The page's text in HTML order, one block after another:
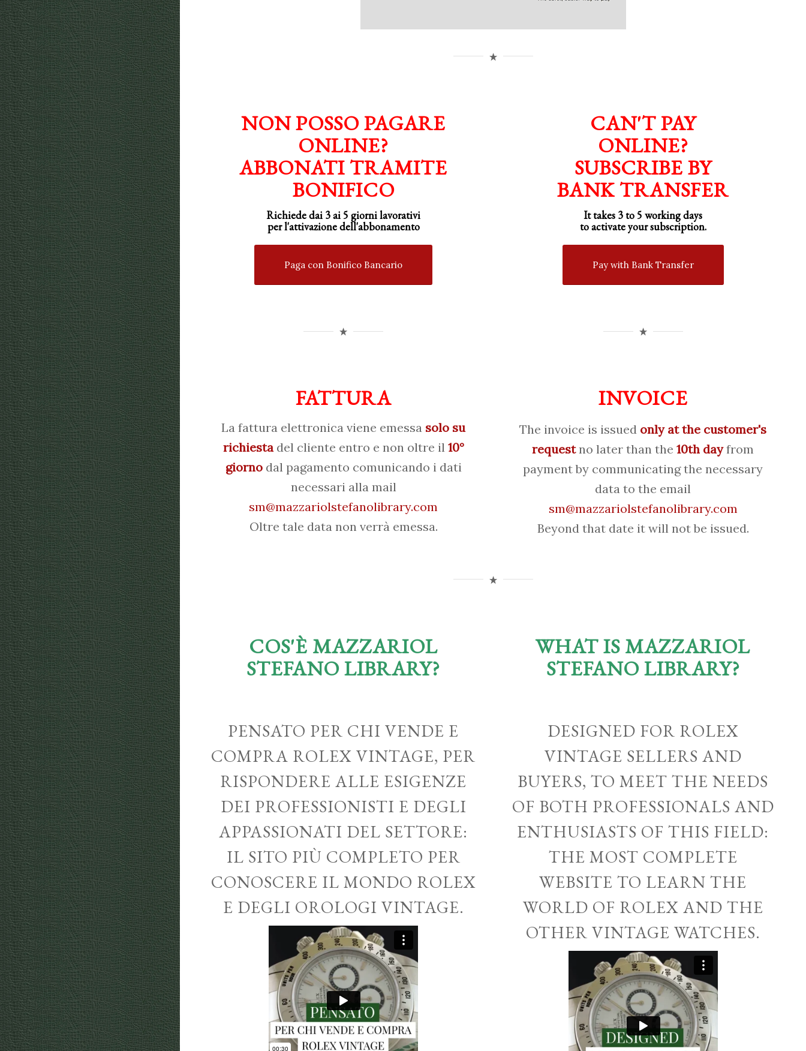
NON POSSO PAGARE
ONLINE?
ABBONATI TRAMITE
BONIFICO
Richiede dai 3 ai 5 giorni lavorativi
perl'attivazionedell'abbonamento
Paga con Bonifico Bancario
FATTURA
La fattura elettronica viene emessa solo su
richiestadel cliente entro e non oltre il 10°
giornodal pagamento comunicando i dati
necessari alla mail
sm@mazzariolstefanolibrary.com
Oltre tale data non verrà emessa.
CAN'T PAY
ONLINE?
SUBSCRIBE BY
BANK TRANSFER
It takes 3 to 5 working days
to activate your subscription.
Pay with Bank Transfer
INVOICE
The invoice is issued only at the customer's
requestno later than the10th dayfrom
payment by communicating the necessary
data to the email
sm@mazzariolstefanolibrary.com
Beyond that date it will not be issued.
COS'È MAZZARIOL
STEFANO LIBRARY?
WHAT IS MAZZARIOL
STEFANO LIBRARY?
PENSATO PER CHI VENDE E
COMPRA ROLEX VINTAGE, PER
RISPONDERE ALLE ESIGENZE
DEI PROFESSIONISTI E DEGLI
APPASSIONATI DEL SETTORE:
IL SITO PIÙ COMPLETO PER
CONOSCERE IL MONDO ROLEX
E DEGLI OROLOGI VINTAGE.
DESIGNED FOR ROLEX
VINTAGE SELLERS AND
BUYERS, TO MEET THE NEEDS
OF BOTH PROFESSIONALS AND
ENTHUSIASTS OF THIS FIELD:
THE MOST COMPLETE
WEBSITE TO LEARN THE
WORLD OF ROLEX AND THE
OTHER VINTAGE WATCHES.